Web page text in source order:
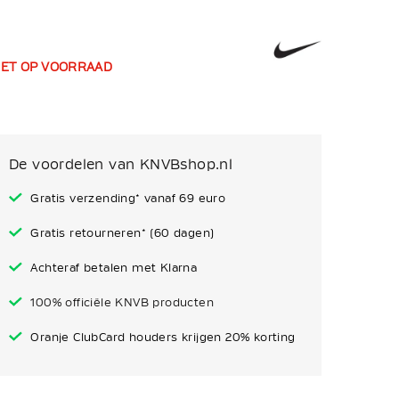
OP VOORRAAD
De voordelen van KNVBshop.nl
Gratis verzending* vanaf 69 euro
Gratis retourneren* (60 dagen)
Achteraf betalen met Klarna
100% officiële KNVB producten
Oranje ClubCard houders krijgen 20% korting